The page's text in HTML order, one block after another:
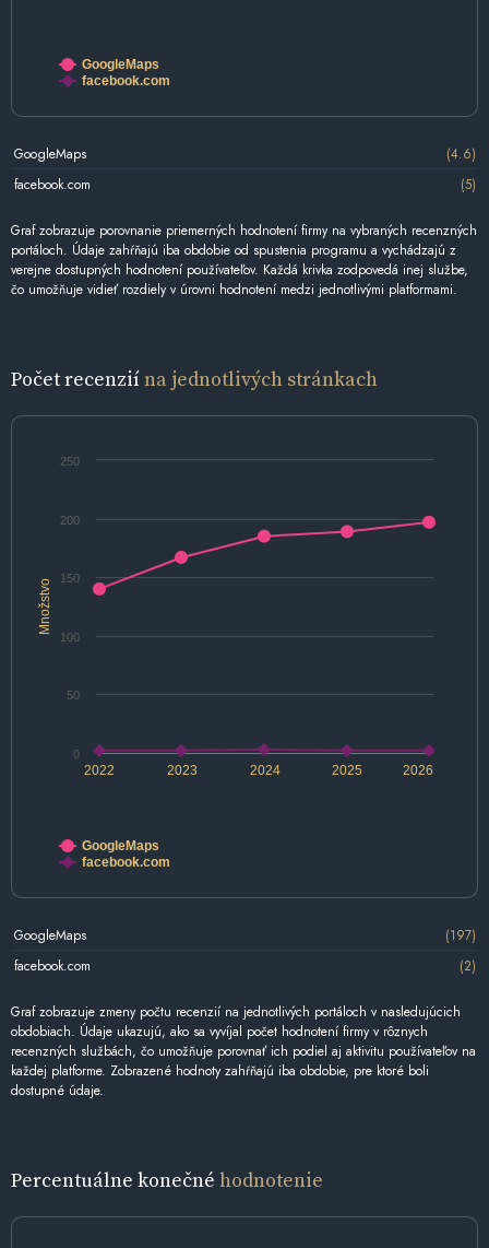
GoogleMaps
facebook.com
GoogleMaps
(4.6)
facebook.com
(5)
Graf zobrazuje porovnanie priemerných hodnotení firmy na vybraných recenzných
portáloch. Údaje zahŕňajú iba obdobie od spustenia programu a vychádzajú z
verejne dostupných hodnotení používateľov. Každá krivka zodpovedá inej službe,
čo umožňuje vidieť rozdiely v úrovni hodnotení medzi jednotlivými platformami.
Počet recenziína jednotlivých stránkach
Množstvo
2022 2024 2026
2023 2025
0
50
100
150
200
250
GoogleMaps
facebook.com
GoogleMaps
(197)
facebook.com
(2)
Graf zobrazuje zmeny počtu recenzií na jednotlivých portáloch v nasledujúcich
obdobiach. Údaje ukazujú, ako sa vyvíjal počet hodnotení firmy v rôznych
recenzných službách, čo umožňuje porovnať ich podiel aj aktivitu používateľov na
každej platforme. Zobrazené hodnoty zahŕňajú iba obdobie, pre ktoré boli
dostupné údaje.
Percentuálne konečné hodnotenie